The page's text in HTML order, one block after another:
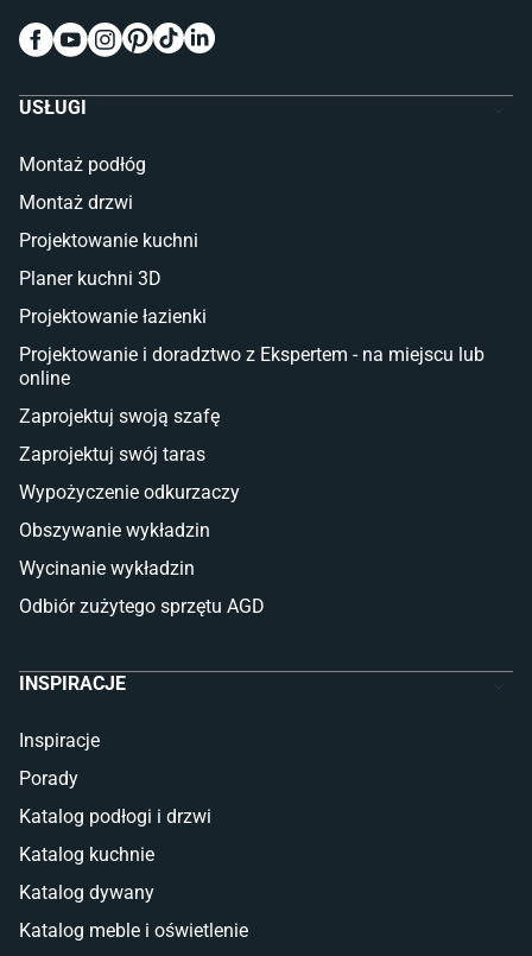
Meble do pokoju dziecięcego
Komody dla dzieci
Łóżka dla dziecka (młodzieżowe)
Taras i balkon
Sztuczna trawa miękka
Koce i pledy
Płytki na balkon
Lampy stojące LED
Płytki
Płytki Cersanit
Płytki wielkoformatowe
Glazura
Płytki marmurowe
USŁUGI
Montaż podłóg
Montaż drzwi
Projektowanie kuchni
Planer kuchni 3D
Projektowanie łazienki
Projektowanie i doradztwo z Ekspertem - na miejscu lub
online
Zaprojektuj swoją szafę
Zaprojektuj swój taras
Wypożyczenie odkurzaczy
Obszywanie wykładzin
Wycinanie wykładzin
Odbiór zużytego sprzętu AGD
INSPIRACJE
Inspiracje
Porady
Katalog podłogi i drzwi
Katalog kuchnie
Katalog dywany
Katalog meble i oświetlenie